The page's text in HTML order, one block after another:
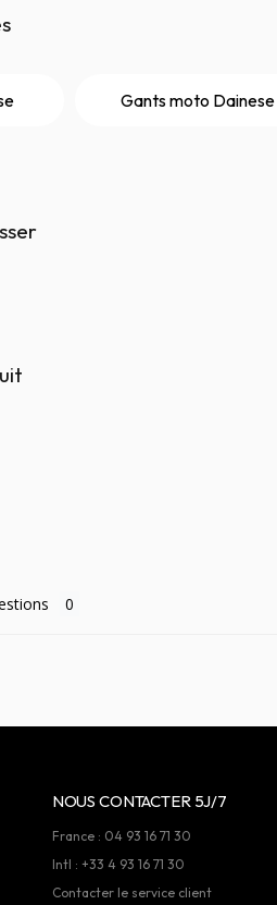
Gants moto Dainese
NOUS CONTACTER 5J/7
France : 04 93 16 71 30
Intl : +33 4 93 16 71 30
Contacter le service client